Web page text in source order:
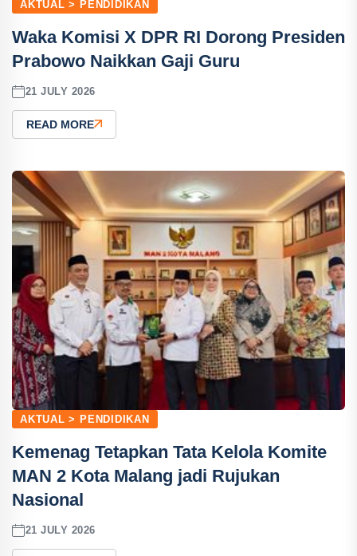
AKTUAL > PENDIDIKAN
Waka Komisi X DPR RI Dorong Presiden
Prabowo Naikkan Gaji Guru
21 JULY 2026
READ MORE
AKTUAL > PENDIDIKAN
Kemenag Tetapkan Tata Kelola Komite
MAN 2 Kota Malang jadi Rujukan
Nasional
21 JULY 2026